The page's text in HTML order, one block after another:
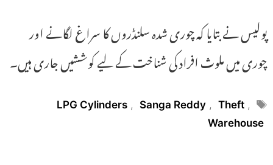
پولیس نے بتایا کہ چوری شدہ سلنڈروں کا سراغ لگانے اور
چوری میں ملوث افراد کی شناخت کے لیے کوششیں جاری ہیں۔
Tags
LPG Cylinders , Sanga Reddy , Theft ,
Warehouse